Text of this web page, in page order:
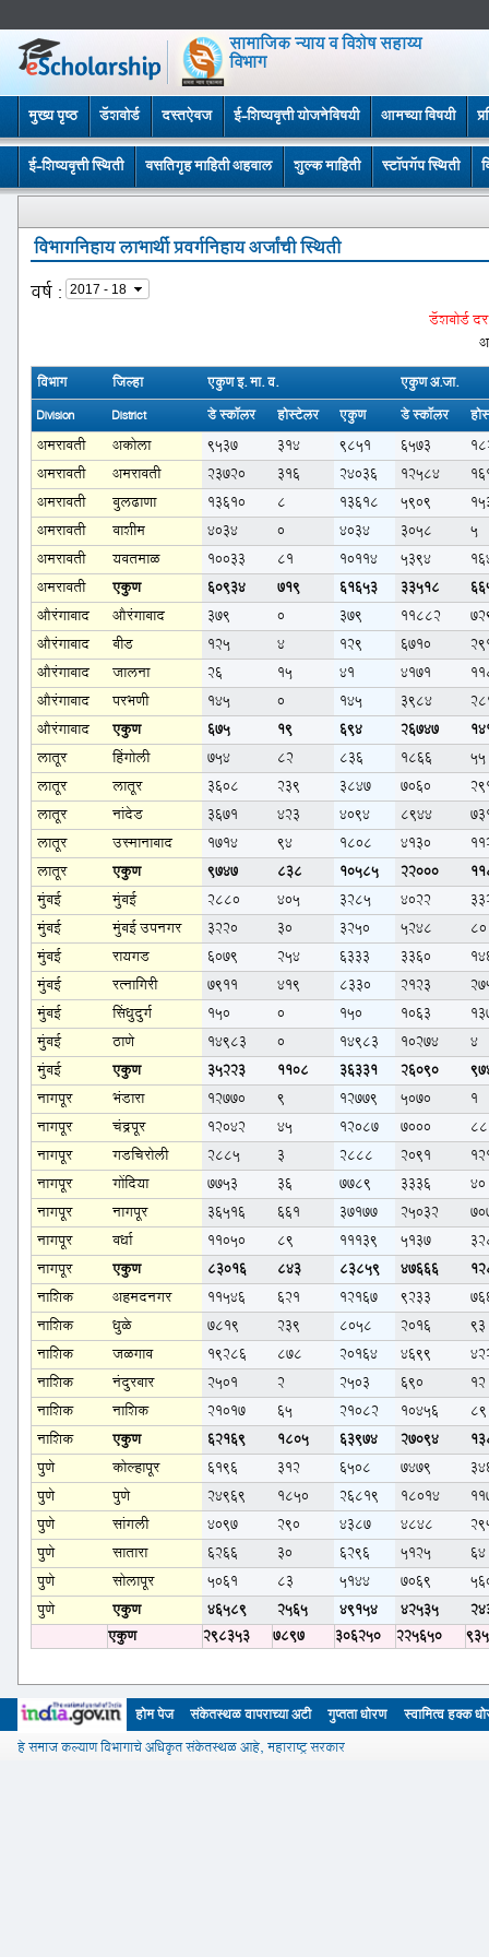
सामाजिक न्याय व विशेष सहाय्य
विभाग
मुख्य पृष्ठ डॅशबोर्ड दस्तऐवज ई-शिष्यवृत्ती योजनेविषयी आमच्या विषयी
ई-शिष्यवृत्ती स्थिती वसतिगृह माहिती अहवाल शुल्क माहिती स्टॉपगॅप स्थिती
विभागनिहाय लाभार्थी प्रवर्गनिहाय अर्जांची स्थिती
वर्ष :
डॅशबोर्ड
विभाग जिल्हा एकुण इ. मा. व.
एकुण अ.जा.
Division
District डे स्कॉलर होस्टेलर एकुण डे स्कॉलर
अमरावती अकोला 9537 314 9851 6573
अमरावती
अमरावती 23720 316 24036 12584
अमरावती
बुलढाणा 13610 8 13618 5909
अमरावती
वाशीम 4034 0 4034 3058
5
अमरावती
यवतमाळ 10033 81 10114 5394
अमरावती
एकुण 60934 719 61653 33518
औरंगाबाद
औरंगाबाद 379 0 379 11882
औरंगाबाद
बीड 125 4 129 6710
औरंगाबाद
जालना 26 15 41 4171
औरंगाबाद
परभणी 145 0 145 3984
औरंगाबाद
एकुण 675 19 694 26747
लातूर
हिंगोली 754 82 836 1866
55
लातूर
लातूर 3608 239 3847 7060
लातूर
नांदेड 3671 423 4094 8944
लातूर
उस्मानाबाद 1714 94 1808 4130
लातूर
एकुण 9747 838 10585 22000
मुंबई
मुंबई 2880 405 3285 4022
मुंबई
मुंबई उपनगर 3220 30 3250 5248
80
मुंबई
रायगड 6079 254 6333 3360
मुंबई
रत्नागिरी 7911 419 8330 2123
मुंबई
सिंधुदुर्ग 150 0 150 1063
मुंबई
ठाणे 14983 0 14983 10274
4
मुंबई
एकुण 35223 1108 36331 26090
नागपूर
भंडारा 12770 9 12779 5070
1
नागपूर
चंद्रपूर 12042 45 12087 7000
88
नागपूर
गडचिरोली 2885 3 2888 2091
नागपूर
गोंदिया 7753 36 7789 3336
40
नागपूर
नागपूर 36516 661 37177 25032
नागपूर
वर्धा 11050 89 11139 5137
नागपूर
एकुण 83016 843 83859 47666
नाशिक
अहमदनगर 11546 621 12167 9233
नाशिक
धुळे 7819 239 8058 2016
93
नाशिक
जळगाव 19286 878 20164 4699
नाशिक
नंदुरबार 2501 2 2503 690
12
नाशिक
नाशिक 21017 65 21082 10456
89
नाशिक
एकुण 62169 1805 63974 27094
पुणे
कोल्हापूर 6196 312 6508 7479
पुणे
पुणे 24969 1850 26819 18014
पुणे
सांगली 4097 290 4387 4848
पुणे
सातारा 6266 30 6296 5125
64
पुणे
सोलापूर 5061 83 5144 7069
पुणे
एकुण 46589 2565 49154 42535
एकुण
298353 7897 306250 225650
होम पेज संकेतस्थळ वापराच्या अटी गुप्तता धोरण
स्वामित्व हक्क
हे समाज कल्याण विभागाचे अधिकृत संकेतस्थळ आहे, महाराष्ट्र सरकार